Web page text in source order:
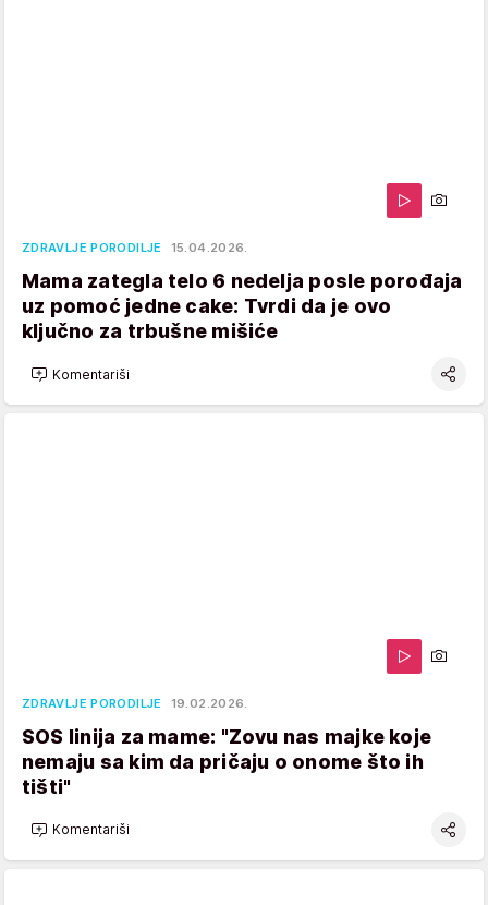
ZDRAVLJE PORODILJE 15.04.2026.
Mama zategla telo 6 nedelja posle porođaja
uz pomoć jedne cake: Tvrdi da je ovo
ključno za trbušne mišiće
Komentariši
ZDRAVLJE PORODILJE 19.02.2026.
SOS linija za mame: "Zovu nas majke koje
nemaju sa kim da pričaju o onome što ih
tišti"
Komentariši